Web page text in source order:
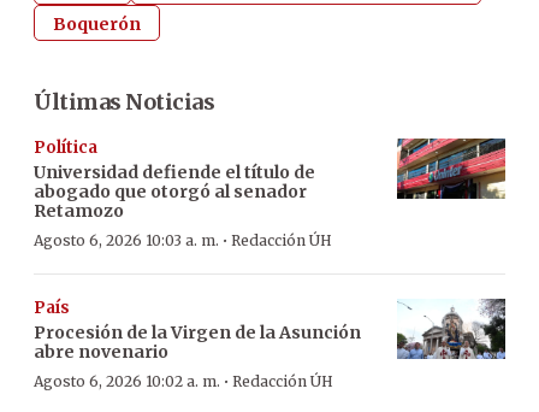
Boquerón
Últimas Noticias
Política
Universidad defiende el título de
abogado que otorgó al senador
Retamozo
Agosto 6, 2026 10:03 a. m. · Redacción ÚH
País
Procesión de la Virgen de la Asunción
abre novenario
Agosto 6, 2026 10:02 a. m. · Redacción ÚH